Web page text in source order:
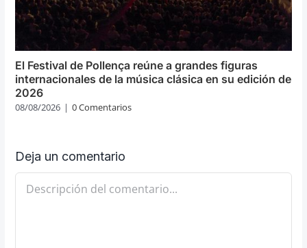
El Festival de Pollença reúne a grandes figuras
internacionales de la música clásica en su edición de
2026
08/08/2026 | 0 Comentarios
Deja un comentario
Comentario